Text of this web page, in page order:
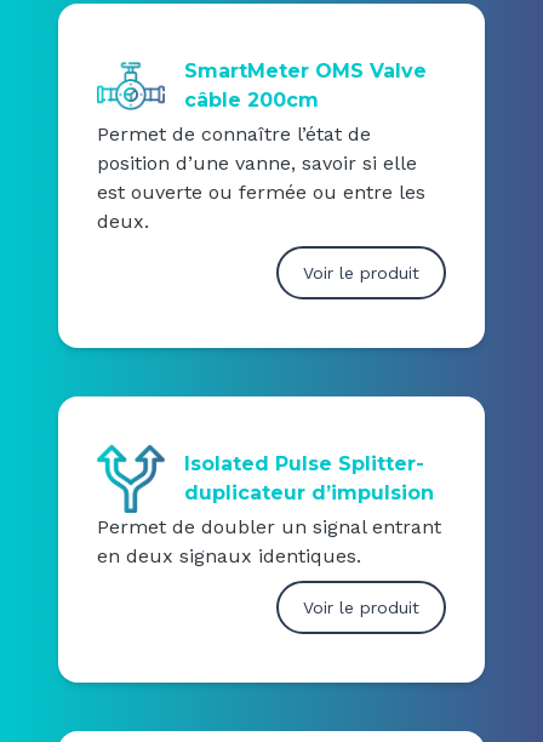
SmartMeter OMS Valve
câble 200cm
Permet de connaître l’état de
position d’une vanne, savoir si elle
est ouverte ou fermée ou entre les
deux.
Voir le produit
Isolated Pulse Splitter-
duplicateur d’impulsion
Permet de doubler un signal entrant
en deux signaux identiques.
Voir le produit